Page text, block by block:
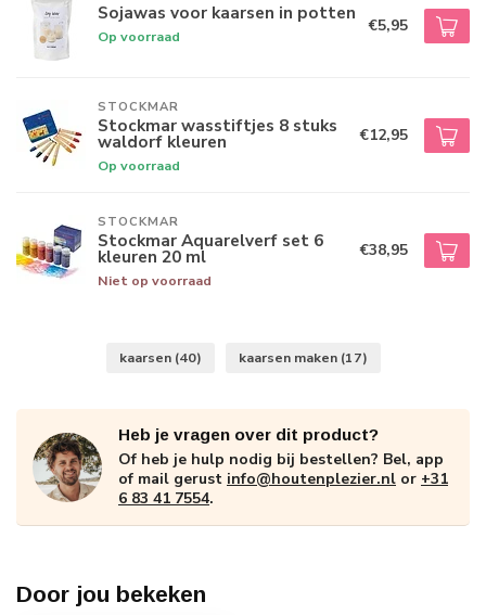
Sojawas voor kaarsen in potten
Op voorraad
€5,95
STOCKMAR
Stockmar wasstiftjes 8 stuks
waldorf kleuren
Op voorraad
€12,95
STOCKMAR
Stockmar Aquarelverf set 6
kleuren 20 ml
Niet op voorraad
€38,95
kaarsen (40) kaarsen maken (17)
Heb je vragen over dit product?
Of heb je hulp nodig bij bestellen? Bel, app
of mail gerust info@houtenplezier.nl or +31
6 83 41 7554.
Door jou bekeken